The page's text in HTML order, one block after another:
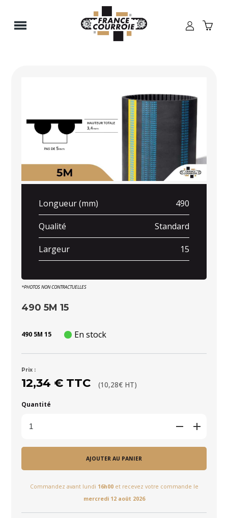
Longueur (mm) 490
Qualité Standard
Largeur 15
*PHOTOS NON CONTRACTUELLES
490 5M 15
490 5M 15 En stock
Prix :
12,34 € TTC (10,28€ HT)
Quantité
AJOUTER AU PANIER
Commandez avant lundi 16h00et recevez votre commande le
mercredi 12 août 2026
Panneau de gestion des cookies